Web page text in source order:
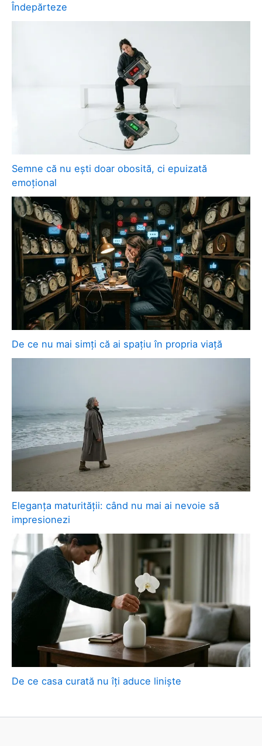
Îndepărteze
Semne că nu ești doar obosită, ci epuizată
emoțional
De ce nu mai simți că ai spațiu în propria viață
Eleganța maturității: când nu mai ai nevoie să
impresionezi
De ce casa curată nu îți aduce liniște